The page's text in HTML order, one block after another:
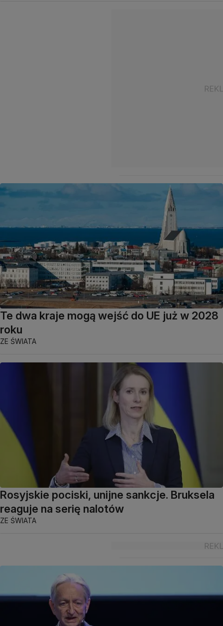
Te dwa kraje mogą wejść do UE już w 2028
roku
ZE ŚWIATA
Rosyjskie pociski, unijne sankcje. Bruksela
reaguje na serię nalotów
ZE ŚWIATA